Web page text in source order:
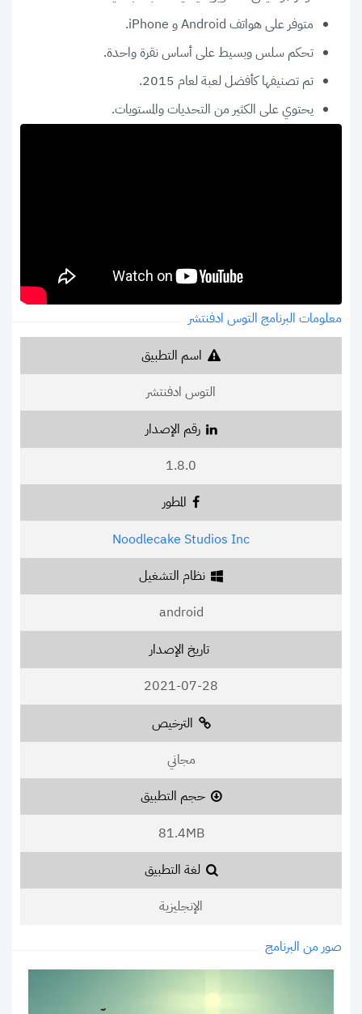
متوفر على هواتف Android و iPhone.
تحكم سلس وبسيط على أساس نقرة واحدة.
تم تصنيفها كأفضل لعبة لعام 2015.
يحتوي على الكثير من التحديات والمستويات.
معلومات البرنامج التوس ادفنتشر
اسم التطبيق
التوس ادفنتشر
رقم الإصدار
1.8.0
المطور
Noodlecake Studios Inc
نظام التشغيل
android
تاريخ الإصدار
2021-07-28
الترخيص
مجاني
حجم التطبيق
81.4MB
لغة التطبيق
الإنجليزية
صور من البرنامج